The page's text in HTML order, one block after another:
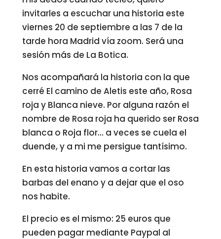
invitarles a escuchar una historia este
viernes 20 de septiembre a las 7 de la
tarde hora Madrid vía zoom. Será una
sesión más de La Botica.
Nos acompañará la historia con la que
cerré El camino de Aletis este año, Rosa
roja y Blanca nieve. Por alguna razón el
nombre de Rosa roja ha querido ser Rosa
blanca o Roja flor… a veces se cuela el
duende, y a mi me persigue tantísimo.
En esta historia vamos a cortar las
barbas del enano y a dejar que el oso
nos habite.
El precio es el mismo: 25 euros que
pueden pagar mediante Paypal al